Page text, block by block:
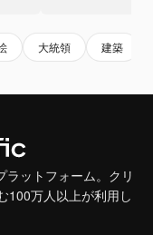
大統領 建築
ットフォーム。クリ
100万人以上が利用し